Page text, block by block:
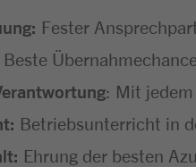
Fester
Beste
: Mit
Betriebsunterricht in
Ehrung der besten